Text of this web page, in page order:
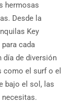
hermosas
Desde la
Key
para cada
día de diversión
como el surf o el
bajo el sol, las